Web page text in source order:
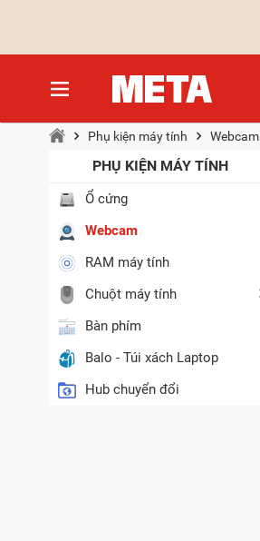
Phụ kiện máy tính Webcam
PHỤ KIỆN MÁY TÍNH
Ổ cứng
Webcam
RAM máy tính
Chuột máy tính
Bàn phím
Balo - Túi xách Laptop
Hub chuyển đổi